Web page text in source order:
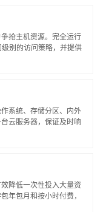
抢主机资源。完全运行
别的访问策略，并提供
系统、存储分区、内外
云服务器，保证及时响
降低一次性投入大量资
年包月和按小时付费，